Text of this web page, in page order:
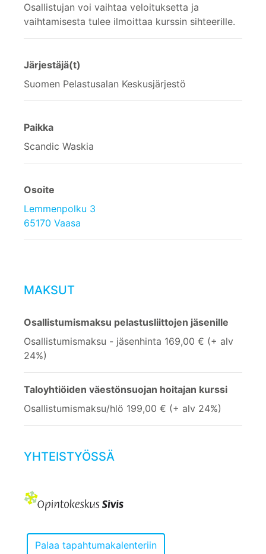
Osallistujan voi vaihtaa veloituksetta ja
vaihtamisesta tulee ilmoittaa kurssin sihteerille.
Järjestäjä(t)
Suomen Pelastusalan Keskusjärjestö
Paikka
Scandic Waskia
Osoite
Lemmenpolku 3
65170 Vaasa
MAKSUT
Osallistumismaksu pelastusliittojen jäsenille
Osallistumismaksu - jäsenhinta 169,00 € (+ alv
24%)
Taloyhtiöiden väestönsuojan hoitajan kurssi
Osallistumismaksu/hlö 199,00 € (+ alv 24%)
YHTEISTYÖSSÄ